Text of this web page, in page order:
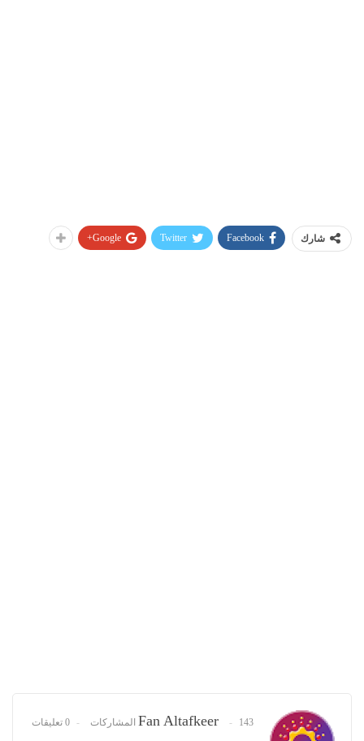
شارك Facebook
Twitter
Google+
Fan Altafkeer 143 المشاركات 0 تعليقات